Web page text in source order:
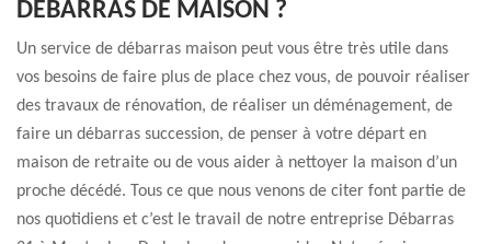
DÉBARRAS DE MAISON ?
Un service de débarras maison peut vous être très utile dans
vos besoins de faire plus de place chez vous, de pouvoir réaliser
des travaux de rénovation, de réaliser un déménagement, de
faire un débarras succession, de penser à votre départ en
maison de retraite ou de vous aider à nettoyer la maison d’un
proche décédé. Tous ce que nous venons de citer font partie de
nos quotidiens et c’est le travail de notre entreprise Débarras